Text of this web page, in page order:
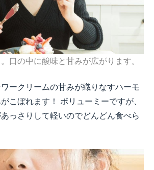
口の中に酸味と甘みが広がります。
ークリームの甘みが織りなすハーモ
こぼれます！ ボリューミーですが、
っさりして軽いのでどんどん食べら